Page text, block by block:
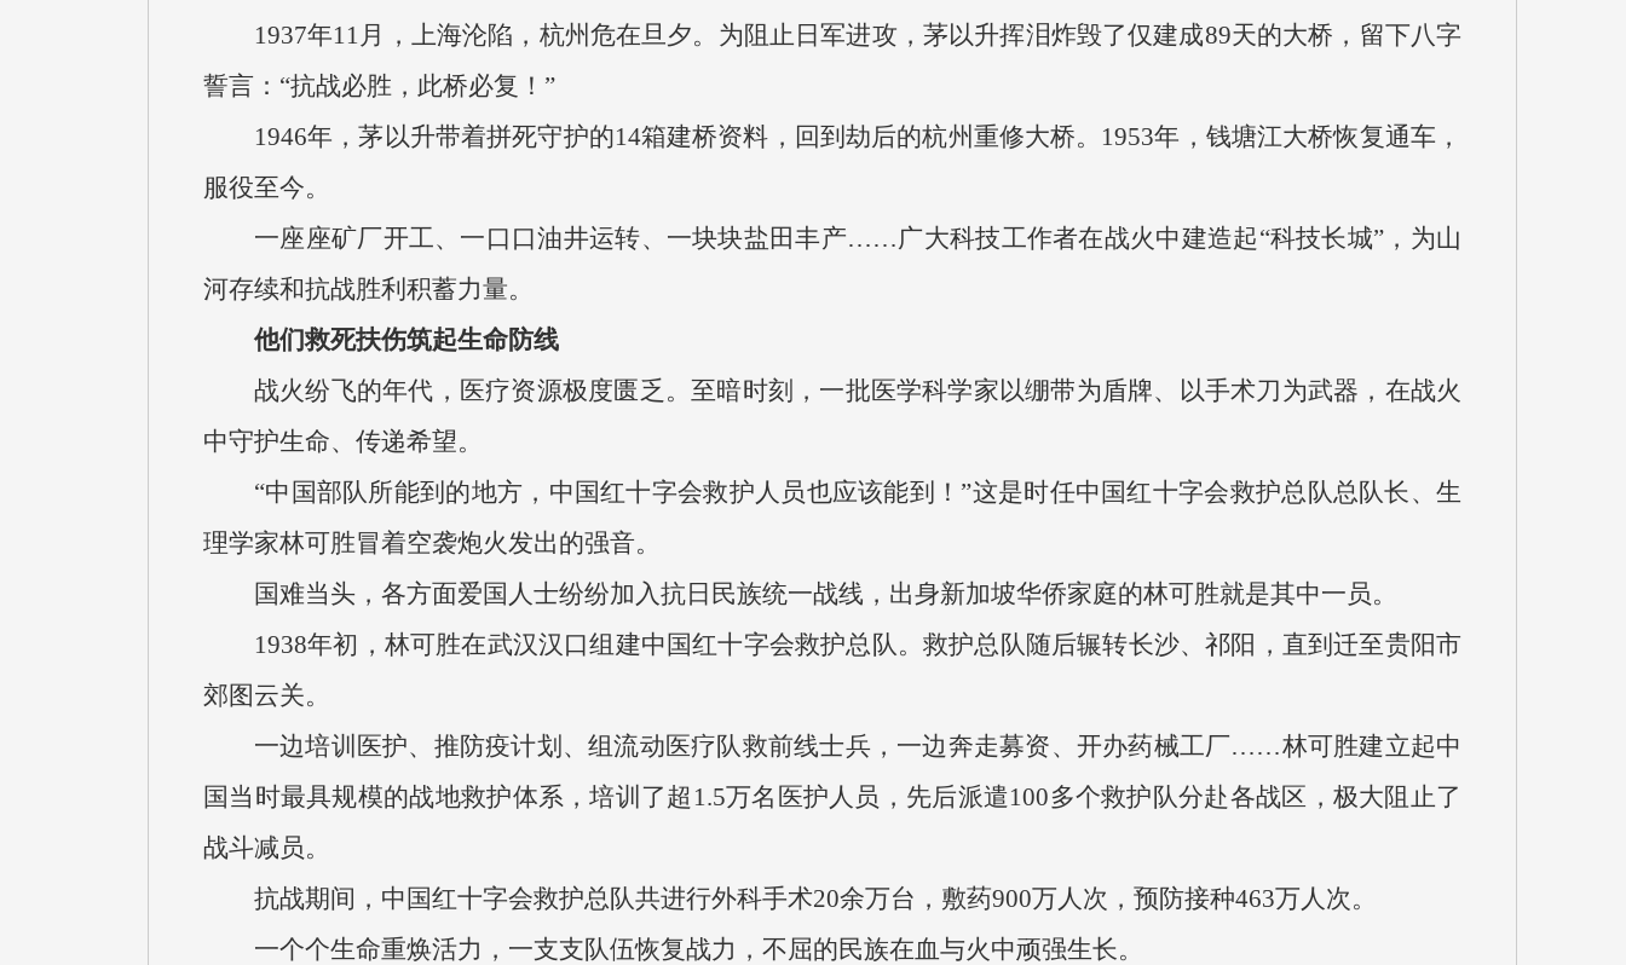
1937年11月，上海沦陷，杭州危在旦夕。为阻止日军进攻，茅以升挥泪炸毁了仅建成89天的大桥，留下八字
誓言：“抗战必胜，此桥必复！”
1946年，茅以升带着拼死守护的14箱建桥资料，回到劫后的杭州重修大桥。1953年，钱塘江大桥恢复通车，
服役至今。
一座座矿厂开工、一口口油井运转、一块块盐田丰产……广大科技工作者在战火中建造起“科技长城”，为山
河存续和抗战胜利积蓄力量。
他们救死扶伤筑起生命防线
战火纷飞的年代，医疗资源极度匮乏。至暗时刻，一批医学科学家以绷带为盾牌、以手术刀为武器，在战火
中守护生命、传递希望。
“中国部队所能到的地方，中国红十字会救护人员也应该能到！”这是时任中国红十字会救护总队总队长、生
理学家林可胜冒着空袭炮火发出的强音。
国难当头，各方面爱国人士纷纷加入抗日民族统一战线，出身新加坡华侨家庭的林可胜就是其中一员。
1938年初，林可胜在武汉汉口组建中国红十字会救护总队。救护总队随后辗转长沙、祁阳，直到迁至贵阳市
郊图云关。
一边培训医护、推防疫计划、组流动医疗队救前线士兵，一边奔走募资、开办药械工厂……林可胜建立起中
国当时最具规模的战地救护体系，培训了超1.5万名医护人员，先后派遣100多个救护队分赴各战区，极大阻止了
战斗减员。
抗战期间，中国红十字会救护总队共进行外科手术20余万台，敷药900万人次，预防接种463万人次。
一个个生命重焕活力，一支支队伍恢复战力，不屈的民族在血与火中顽强生长。